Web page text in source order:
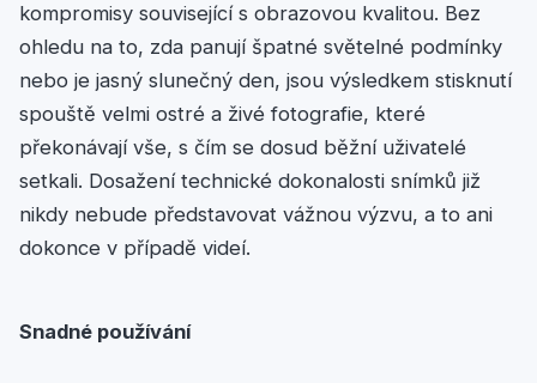
kompromisy související s obrazovou kvalitou. Bez
ohledu na to, zda panují špatné světelné podmínky
nebo je jasný slunečný den, jsou výsledkem stisknutí
spouště velmi ostré a živé fotografie, které
překonávají vše, s čím se dosud běžní uživatelé
setkali. Dosažení technické dokonalosti snímků již
nikdy nebude představovat vážnou výzvu, a to ani
dokonce v případě videí.
Snadné používání